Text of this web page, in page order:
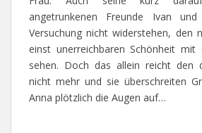
angetrunkenen Freunde Ivan
Versuchung nicht widerstehen, den
einst unerreichbaren Schönheit mit
sehen. Doch das allein reicht den
nicht mehr und sie überschreiten
Anna plötzlich die Augen auf…